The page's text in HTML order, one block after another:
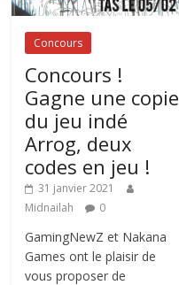
Concours
Concours !
Gagne une copie
du jeu indé
Arrog, deux
codes en jeu !
31 janvier 2021
Midnailah
0
GamingNewZ et Nakana
Games ont le plaisir de
vous proposer de